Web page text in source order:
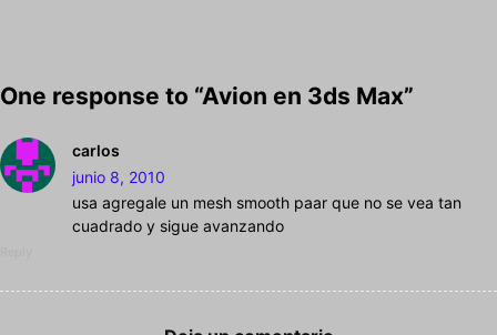
One response to “Avion en 3ds Max”
carlos
junio 8, 2010
usa agregale un mesh smooth paar que no se vea tan
cuadrado y sigue avanzando